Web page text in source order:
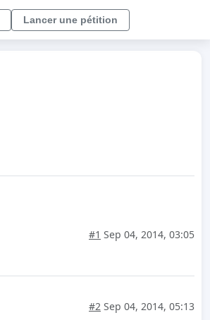
Lancer une pétition
#1 Sep 04, 2014, 03:05
#2 Sep 04, 2014, 05:13